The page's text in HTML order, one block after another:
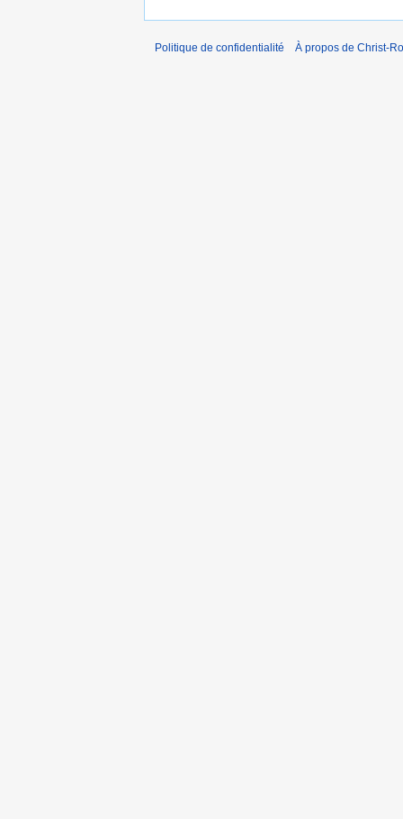
Politique de confidentialité À propos de Christ-